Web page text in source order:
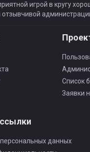
игрой в кругу
отзывчивой
Список
Заявки
данных